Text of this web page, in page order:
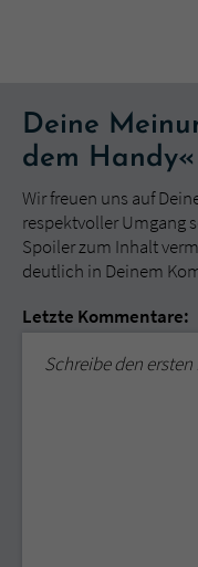
Deine
dem Handy«
Wir freuen uns auf
respektvoller Umgang
Spoiler zum Inhalt
deutlich in Deinem
Letzte Kommentare:
Schreibe den